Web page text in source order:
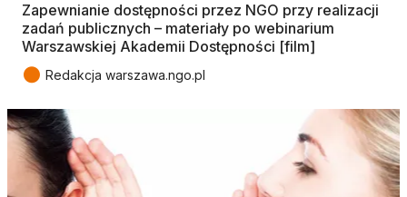
Zapewnianie dostępności przez NGO przy realizacji
zadań publicznych – materiały po webinarium
Warszawskiej Akademii Dostępności [film]
● Redakcja warszawa.ngo.pl